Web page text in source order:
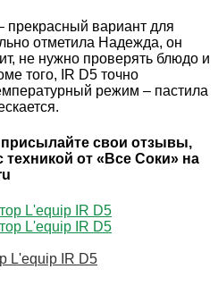
прекрасный вариант для
отметила Надежда, он
не нужно проверять блюдо и
того, IR D5 точно
режим – пастила
свои отзывы,
от «Все Соки» на
L'equip IR D5